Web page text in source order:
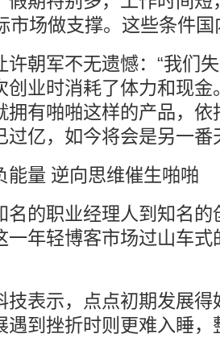
市场做支撑。这些条件
许朝军不无遗憾：“我们
创业时消耗了体力和现金
拥有啪啪这样的产品，
过亿，如今将会是另一番
能量 逆向思维催生啪啪
名的职业经理人到知名
一年轻博客市场过山车
技表示，点点初期发展
遇到挫折时则更难入睡，